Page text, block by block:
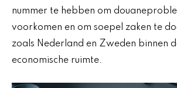
nummer te hebben om
voorkomen en om soepel zaken te
zoals Nederland en Zweden binnen
economische ruimte.